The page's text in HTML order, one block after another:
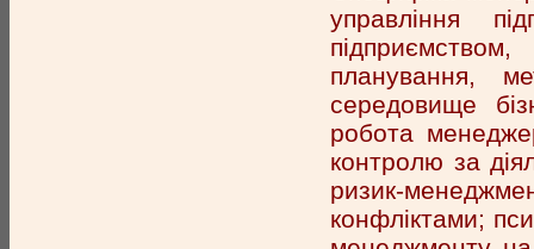
управління
планування,
середовище
робота
контролю за
ризик-
конфліктами;